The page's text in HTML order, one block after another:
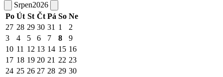
Srpen2026
Po Út St Čt Pá So Ne
27 28 29 30 31 1
2
3
4 5 6 7 8
9
10 11 12 13 14 15 16
17 18 19 20 21 22 23
24 25 26 27 28 29 30